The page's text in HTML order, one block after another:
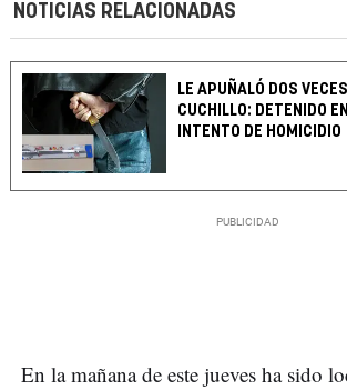
NOTICIAS RELACIONADAS
LE APUÑALÓ DOS
CUCHILLO: DETENIDO
INTENTO DE HOMICIDIO
En la mañana de este jueves ha sido